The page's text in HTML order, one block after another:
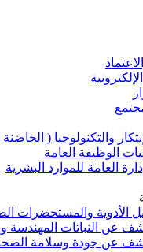
والتكنولوجيا ( الحاضنة
الوظيفة العامة
العامة للموارد البشرية
الأدوية والمستحضرات
عن النباتات المهندسة
عن جودة وسلامة الصحة